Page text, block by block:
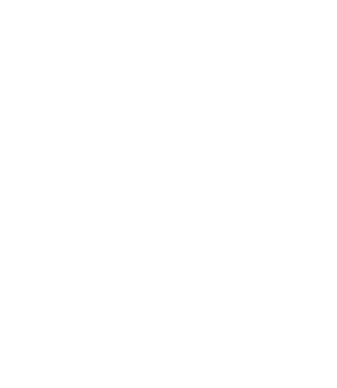
mitteilen.
der Verkauf oder die